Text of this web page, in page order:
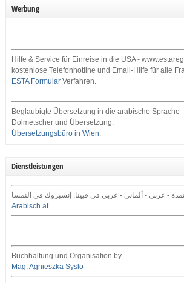
Werbung
Hilfe & Service für Einreise in die USA -
kostenlose Telefonhotline und Email-Hilfe für alle
ESTA FormularVerfahren.
Beglaubigte Übersetzung in die arabische Sprache -
Dolmetscher und Übersetzung.
Übersetzungsbüro in Wien.
Dienstleistungen
- عربي - ألماني - عربي في فيينا, إنسبروك في النمسا
Arabisch.at
Buchhaltung und Organisation by
Mag. Agnieszka Syslo